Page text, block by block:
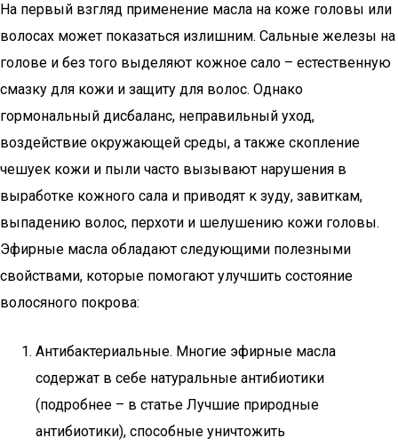
На первый взгляд применение масла на коже головы или
волосах может показаться излишним. Сальные железы на
голове и без того выделяют кожное сало – естественную
смазку для кожи и защиту для волос. Однако
гормональный дисбаланс, неправильный уход,
воздействие окружающей среды, а также скопление
чешуек кожи и пыли часто вызывают нарушения в
выработке кожного сала и приводят к зуду, завиткам,
выпадению волос, перхоти и шелушению кожи головы.
Эфирные масла обладают следующими полезными
свойствами, которые помогают улучшить состояние
волосяного покрова:
Антибактериальные. Многие эфирные масла
содержат в себе натуральные антибиотики
(подробнее – в статье Лучшие природные
антибиотики), способные уничтожить